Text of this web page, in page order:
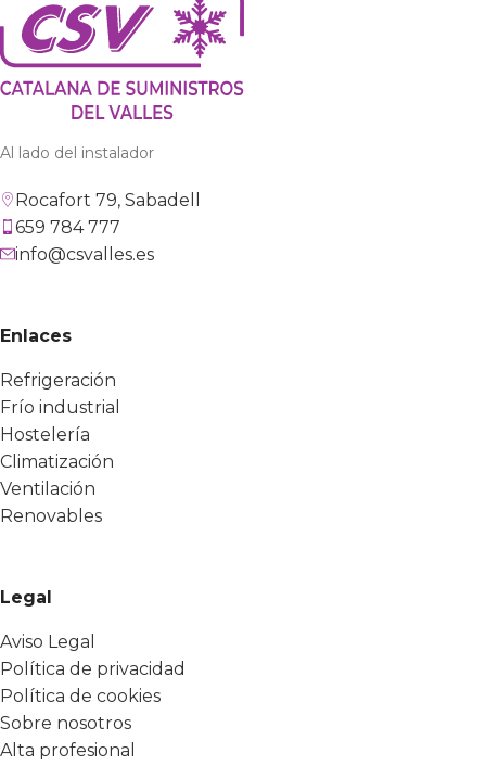
Al lado del instalador
Rocafort 79, Sabadell
659 784 777
info@csvalles.es
Enlaces
Refrigeración
Frío industrial
Hostelería
Climatización
Ventilación
Renovables
Legal
Aviso Legal
Política de privacidad
Política de cookies
Sobre nosotros
Alta profesional